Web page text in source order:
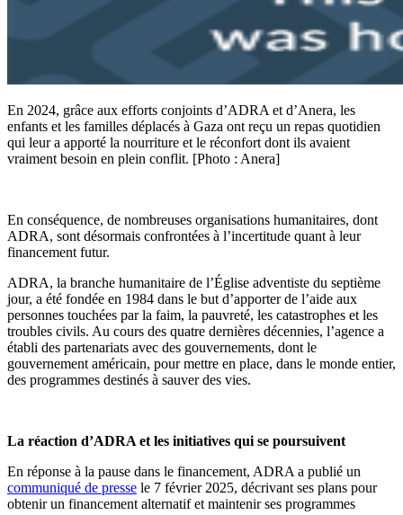
En 2024, grâce aux efforts conjoints d’ADRA et d’Anera, les
enfants et les familles déplacés à Gaza ont reçu un repas quotidien
qui leur a apporté la nourriture et le réconfort dont ils avaient
vraiment besoin en plein conflit. [Photo : Anera]
En conséquence, de nombreuses organisations humanitaires, dont
ADRA, sont désormais confrontées à l’incertitude quant à leur
financement futur.
ADRA, la branche humanitaire de l’Église adventiste du septième
jour, a été fondée en 1984 dans le but d’apporter de l’aide aux
personnes touchées par la faim, la pauvreté, les catastrophes et les
troubles civils. Au cours des quatre dernières décennies, l’agence a
établi des partenariats avec des gouvernements, dont le
gouvernement américain, pour mettre en place, dans le monde entier,
des programmes destinés à sauver des vies.
La réaction d’ADRA et les initiatives qui se poursuivent
En réponse à la pause dans le financement, ADRA a publié un
communiqué de presse le 7 février 2025, décrivant ses plans pour
obtenir un financement alternatif et maintenir ses programmes